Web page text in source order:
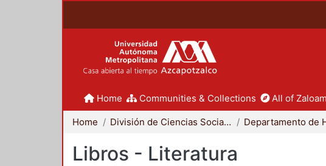
Home Communities & Collections All of
Home División de Ciencias Sociales y Humanidades
Libros - Literatura